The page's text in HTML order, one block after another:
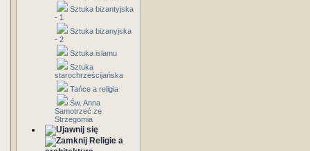
Sztuka bizantyjska
- 1
Sztuka bizanyjska
- 2
Sztuka islamu
Sztuka
starochrześcijańska
Tańce a religia
Św. Anna
Samotrzeć ze
Strzegomia
Religie a